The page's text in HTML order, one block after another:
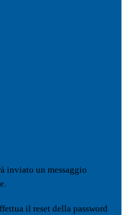
inviato un messaggio
il reset della password